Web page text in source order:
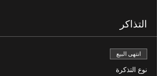
التذاكر
انتهى البيع
نوع التذكرة